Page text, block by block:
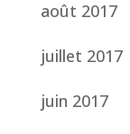
août 2017
juillet 2017
juin 2017